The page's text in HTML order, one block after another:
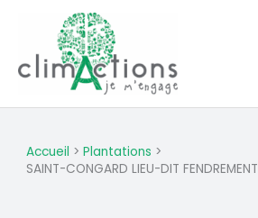
contenu
Accueil
Plantations
SAINT-CONGARD LIEU-DIT FENDREMENT